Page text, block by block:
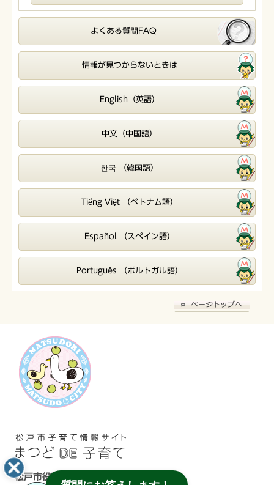
よくある質問FAQ
情報が見つからないときは
English（英語）
中文（中国語）
한국 （韓国語）
Tiếng Việt （ベトナム語）
Español （スペイン語）
Português （ポルトガル語）
松戸市役所